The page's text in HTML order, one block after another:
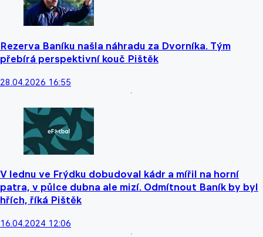
Rezerva Baníku našla náhradu za Dvorníka. Tým
přebírá perspektivní kouč Pištěk
28.04.2026 16:55
V lednu ve Frýdku dobudoval kádr a mířil na horní
patra, v půlce dubna ale mizí. Odmítnout Baník by byl
hřích, říká Pištěk
16.04.2024 12:06